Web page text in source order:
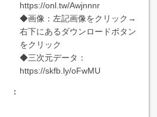
https://onl.tw/Awjnnnr
◆画像：左記画像をクリック→
右下にあるダウンロードボタン
をクリック
◆三次元データ：
https://skfb.ly/oFwMU